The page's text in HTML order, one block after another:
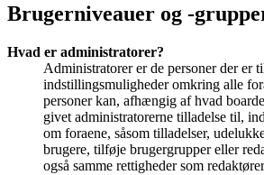
Brugerniveauer og -
Hvad er administratorer?
Administratorer er de personer der er
indstillingsmuligheder omkring alle
personer kan, afhængig af hvad
givet administratorerne tilladelse til,
om foraene, såsom tilladelser,
brugere, tilføje brugergrupper eller
også samme rettigheder som